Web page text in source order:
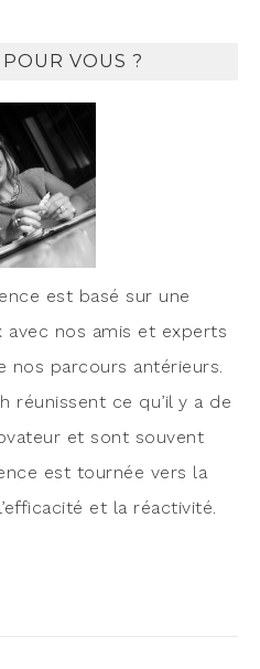
VOUS ?
est basé sur une
avec nos amis et experts
nos parcours antérieurs.
réunissent ce qu’il y a de
et sont souvent
est tournée vers la
et la réactivité.